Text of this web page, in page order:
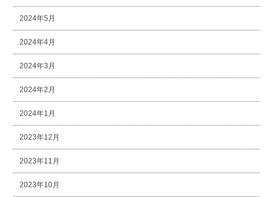
2024年5月
2024年4月
2024年3月
2024年2月
2024年1月
2023年12月
2023年11月
2023年10月